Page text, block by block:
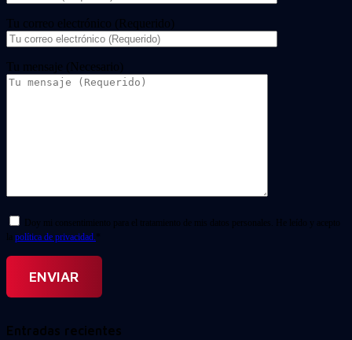
Tu correo electrónico (Requerido)
Tu mensaje (Necesario)
Doy mi consentimiento para el tratamiento de mis datos personales. He leído y acepto
la política de privacidad. *
Entradas recientes